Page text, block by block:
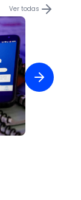
Ver todas